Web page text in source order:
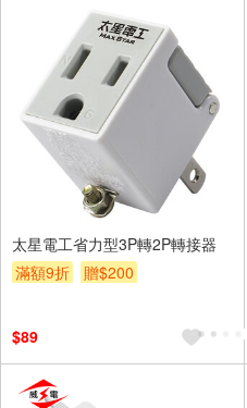
太星電工省力型3P轉2P轉接器
滿額9折
贈$200
$89